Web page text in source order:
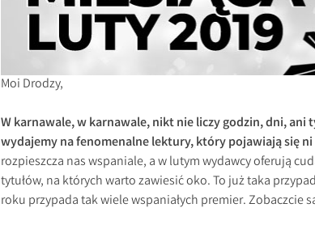
Moi Drodzy,
W karnawale, w karnawale, nikt nie liczy godzin, dni, ani
wydajemy na fenomenalne lektury, który pojawiają się
rozpieszcza nas wspaniale, a w lutym wydawcy oferują
tytułów, na których warto zawiesić oko. To już taka
roku przypada tak wiele wspaniałych premier. Zobaczcie